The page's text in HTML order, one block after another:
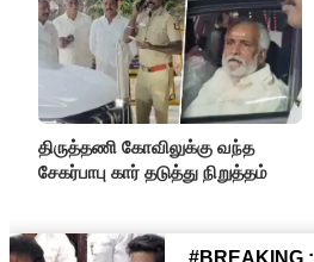
திருத்தணி கோவிலுக்கு வந்த
சேகர்பாபு கார் தடுத்து நிறுத்தம்